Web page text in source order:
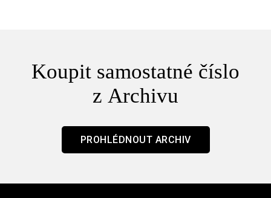
Koupit samostatné číslo
z Archivu
PROHLÉDNOUT ARCHIV